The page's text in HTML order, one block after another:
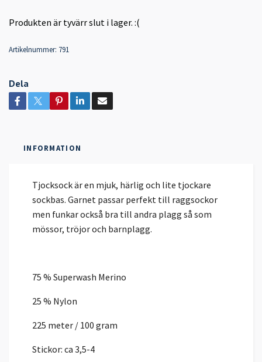
Produkten är tyvärr slut i lager. :(
Artikelnummer: 791
Dela
INFORMATION
Tjocksock är en mjuk, härlig och lite tjockare
sockbas. Garnet passar perfekt till raggsockor
men funkar också bra till andra plagg så som
mössor, tröjor och barnplagg.
75 % Superwash Merino
25 % Nylon
225 meter / 100 gram
Stickor: ca 3,5-4